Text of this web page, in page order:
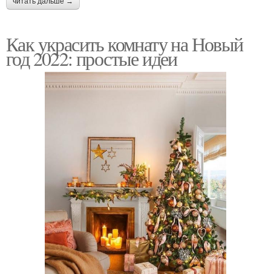
Как украсить комнату на Новый
год 2022: простые идеи